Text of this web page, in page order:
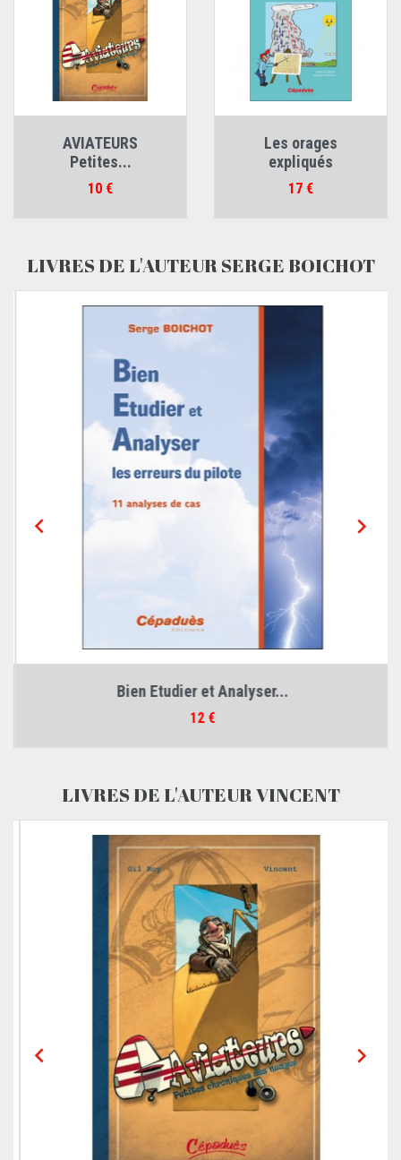
AVIATEURS
Petites...
Prix
10 €
Les orages
expliqués
Prix
17 €
LIVRES DE L'AUTEUR SERGE BOICHOT

Bien Etudier et Analyser...
Prix
12 €

LIVRES DE L'AUTEUR VINCENT
 